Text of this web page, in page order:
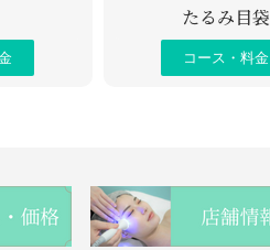
たるみ目袋
コース・料金